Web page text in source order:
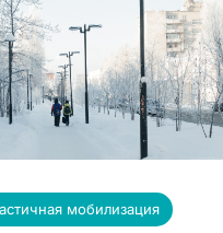
мобилизация